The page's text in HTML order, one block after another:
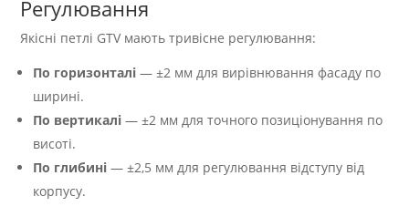
Регулювання
Якісні петлі GTV мають тривісне регулювання:
По горизонталі — ±2 мм для вирівнювання фасаду по
ширині.
По вертикалі — ±2 мм для точного позиціонування по
висоті.
По глибині — ±2,5 мм для регулювання відступу від
корпусу.